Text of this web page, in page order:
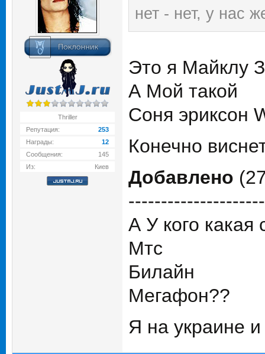
Thriller
Репутация:
253
Награды:
12
Сообщения:
145
Из:
Киев
нет - нет, у нас
Это я Майклу
А Мой такой
Соня эриксон
Конечно
Добавлено
А У кого какая
Мтс
Билайн
Мегафон??
Я на украине